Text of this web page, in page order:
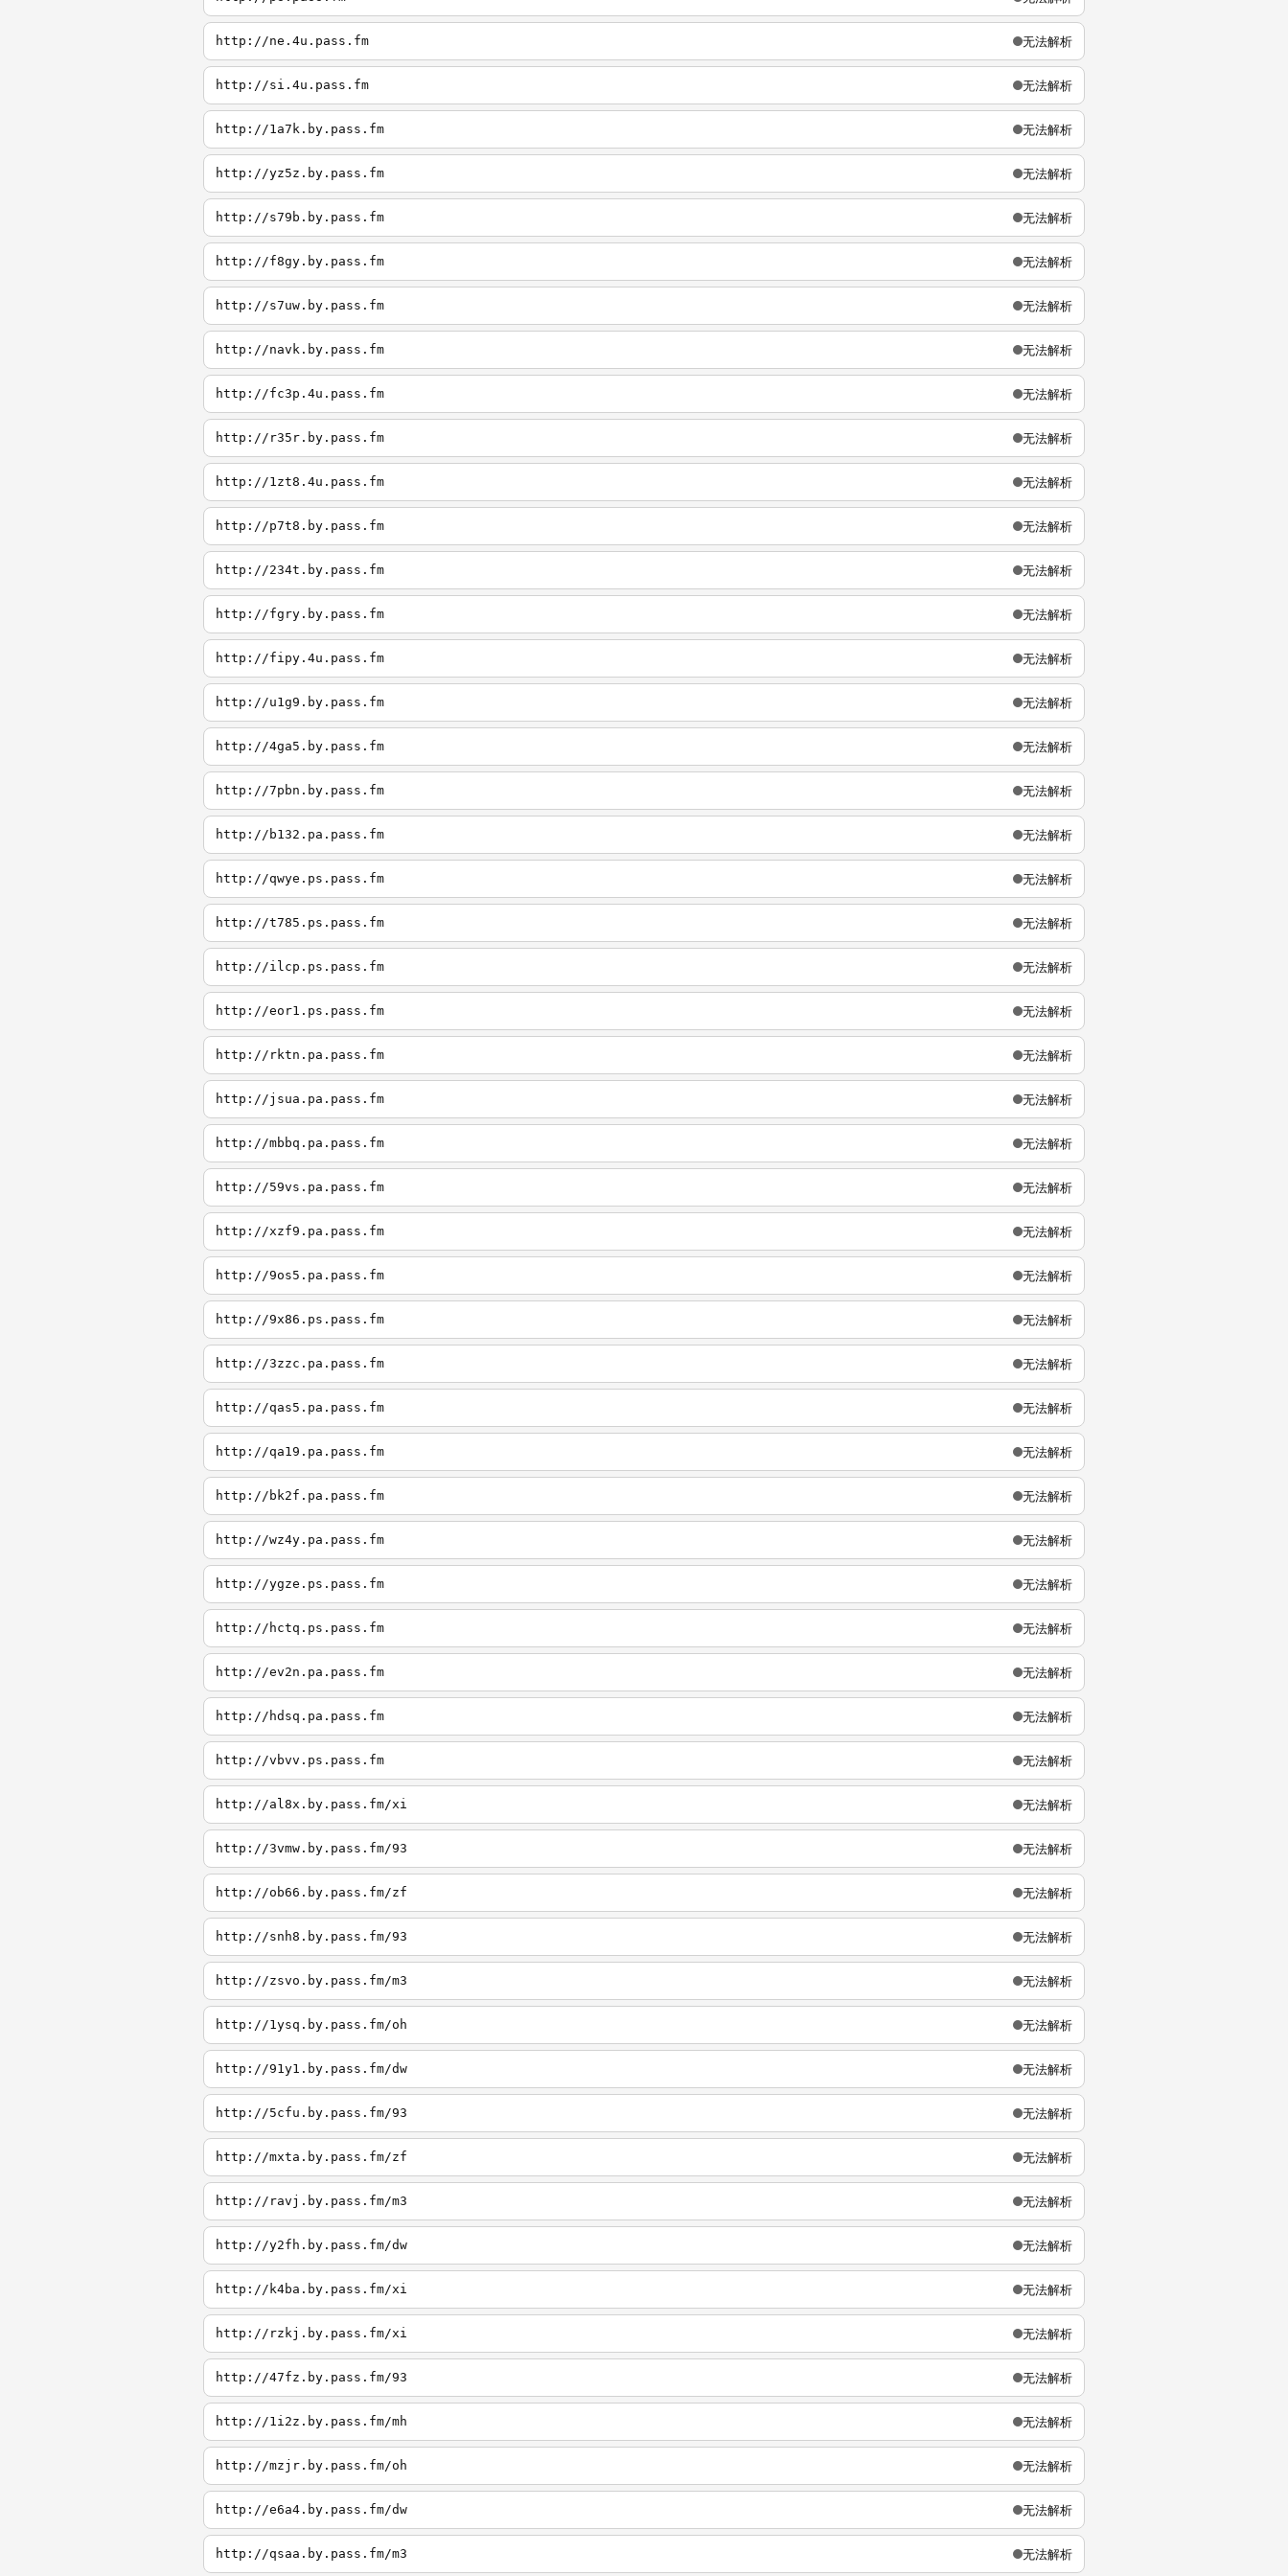
http://ne.4u.pass.fm 无法解析
http://si.4u.pass.fm 无法解析
http://1a7k.by.pass.fm 无法解析
http://yz5z.by.pass.fm 无法解析
http://s79b.by.pass.fm 无法解析
http://f8gy.by.pass.fm 无法解析
http://s7uw.by.pass.fm 无法解析
http://navk.by.pass.fm 无法解析
http://fc3p.4u.pass.fm 无法解析
http://r35r.by.pass.fm 无法解析
http://1zt8.4u.pass.fm 无法解析
http://p7t8.by.pass.fm 无法解析
http://234t.by.pass.fm 无法解析
http://fgry.by.pass.fm 无法解析
http://fipy.4u.pass.fm 无法解析
http://u1g9.by.pass.fm 无法解析
http://4ga5.by.pass.fm 无法解析
http://7pbn.by.pass.fm 无法解析
http://b132.pa.pass.fm 无法解析
http://qwye.ps.pass.fm 无法解析
http://t785.ps.pass.fm 无法解析
http://ilcp.ps.pass.fm 无法解析
http://eor1.ps.pass.fm 无法解析
http://rktn.pa.pass.fm 无法解析
http://jsua.pa.pass.fm 无法解析
http://mbbq.pa.pass.fm 无法解析
http://59vs.pa.pass.fm 无法解析
http://xzf9.pa.pass.fm 无法解析
http://9os5.pa.pass.fm 无法解析
http://9x86.ps.pass.fm 无法解析
http://3zzc.pa.pass.fm 无法解析
http://qas5.pa.pass.fm 无法解析
http://qa19.pa.pass.fm 无法解析
http://bk2f.pa.pass.fm 无法解析
http://wz4y.pa.pass.fm 无法解析
http://ygze.ps.pass.fm 无法解析
http://hctq.ps.pass.fm 无法解析
http://ev2n.pa.pass.fm 无法解析
http://hdsq.pa.pass.fm 无法解析
http://vbvv.ps.pass.fm 无法解析
http://al8x.by.pass.fm/xi 无法解析
http://3vmw.by.pass.fm/93 无法解析
http://ob66.by.pass.fm/zf 无法解析
http://snh8.by.pass.fm/93 无法解析
http://zsvo.by.pass.fm/m3 无法解析
http://1ysq.by.pass.fm/oh 无法解析
http://91y1.by.pass.fm/dw 无法解析
http://5cfu.by.pass.fm/93 无法解析
http://mxta.by.pass.fm/zf 无法解析
http://ravj.by.pass.fm/m3 无法解析
http://y2fh.by.pass.fm/dw 无法解析
http://k4ba.by.pass.fm/xi 无法解析
http://rzkj.by.pass.fm/xi 无法解析
http://47fz.by.pass.fm/93 无法解析
http://1i2z.by.pass.fm/mh 无法解析
http://mzjr.by.pass.fm/oh 无法解析
http://e6a4.by.pass.fm/dw 无法解析
http://qsaa.by.pass.fm/m3 无法解析